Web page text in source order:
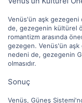
Venüs'ün aşk gezegeni
de, gezegenin kültürel
romantizm arasında
gezegen. Venüs'ün
nedeni de, gezegenin
olmasıdır.
Sonuç
Venüs, Güneş